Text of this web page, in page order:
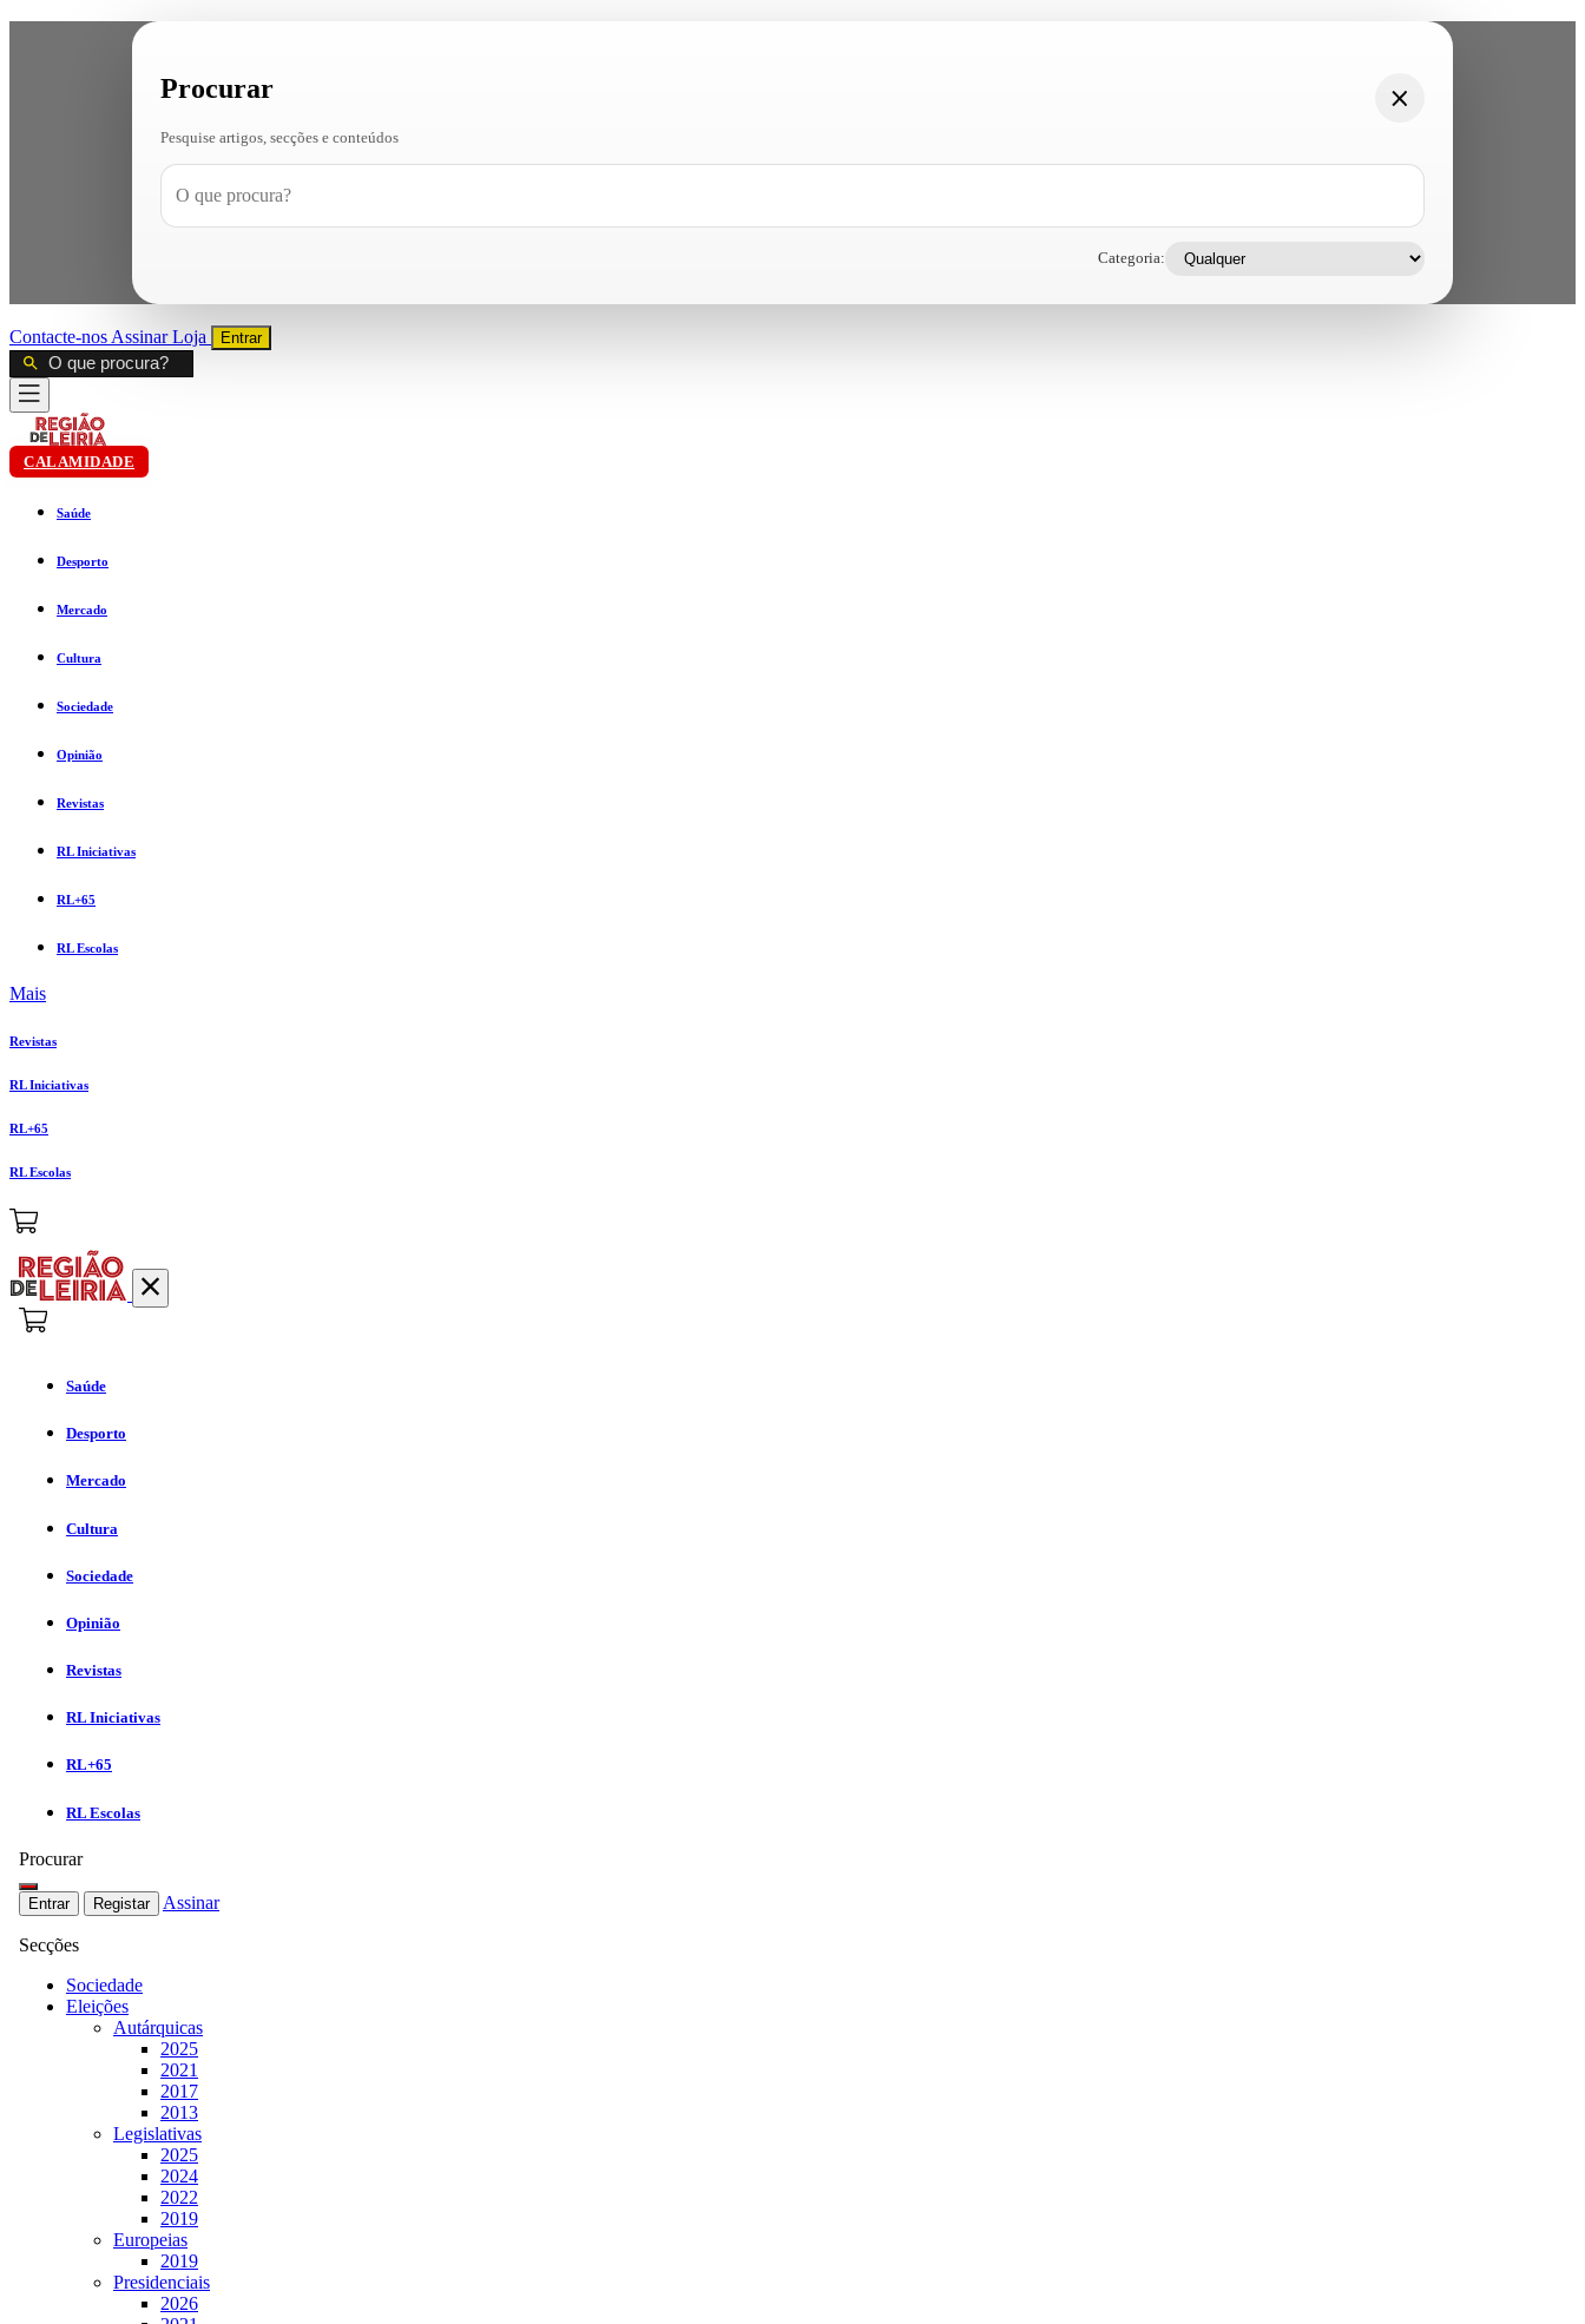
Procurar
Pesquise artigos, secções e conteúdos
Categoria:
Contacte-nos AssinarLoja Entrar
CALAMIDADE
Saúde
Desporto
Mercado
Cultura
Sociedade
Opinião
Revistas
RL Iniciativas
RL+65
RL Escolas
Mais
Revistas
RL Iniciativas
RL+65
RL Escolas
Saúde
Desporto
Mercado
Cultura
Sociedade
Opinião
Revistas
RL Iniciativas
RL+65
RL Escolas
Procurar
Entrar Registar Assinar
Secções
Sociedade
Eleições
Autárquicas
2025
2021
2017
2013
Legislativas
2025
2024
2022
2019
Europeias
2019
Presidenciais
2026